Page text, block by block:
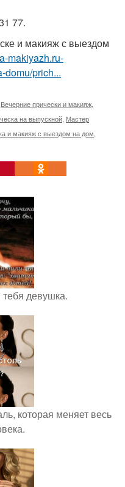
77.
и макияж с выездом
makiyazh.ru-
domu/prich...
Вечерние прически и макияж,
на выпускной, Мастер
и макияж с выездом на дом,
тебя девушка.
которая меняет весь